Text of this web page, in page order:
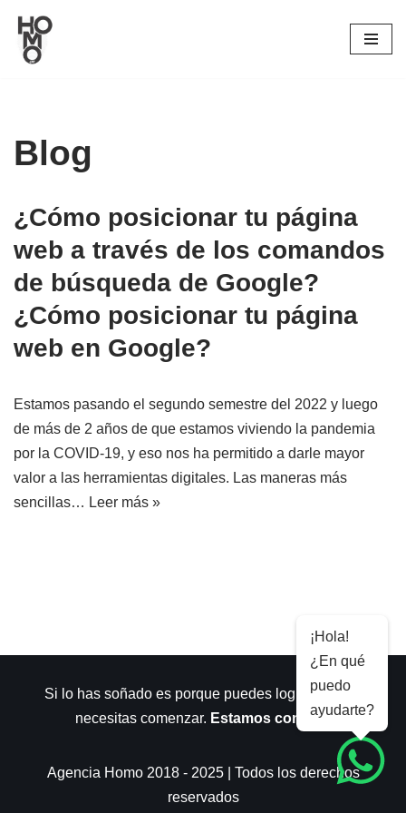
Saltar
Blog
¿Cómo posicionar tu página
web a través de los comandos
de búsqueda de Google?
¿Cómo posicionar tu página
web en Google?
Estamos pasando el segundo semestre del 2022 y luego
de más de 2 años de que estamos viviendo la pandemia
por la COVID-19, y eso nos ha permitido a darle mayor
valor a las herramientas digitales. Las maneras más
sencillas… Leer más »
Si lo has soñado es porque puedes lograrlo. Sólo
necesitas comenzar. Estamos contigo.
Agencia Homo 2018 - 2025 | Todos los derechos
reservados
¡Hola!
¿En qué
puedo
ayudarte?